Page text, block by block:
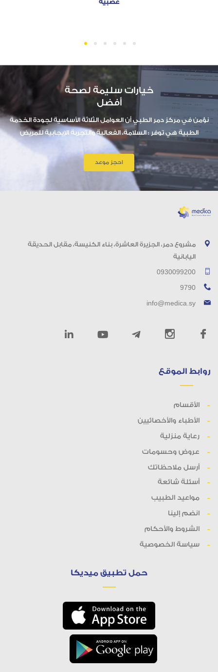
عصبية
خيارات سليمة لصحة
أفضل
نؤمن في مركز دمر الطبي أن العوامل الثلاثة الأساسية لجودة الخدمة
الطبية هي توفر : السلامة، الفعالية والتجربة الإيجابية للمريض
احجز موعد
مشروع دمر، الجزيرة العاشرة، بناء الكنيسة، مقابل الحديقة
اليابانية
0930099200
9790
info@medica.sy
روابط الموقع
الأقسام
الأطباء والأخصائيين
رعاية منزلية
عروض وحسومات
أرسل ملاحظاتك
أسئلة شائعة
مواعيد الطبيب
انضم إلينا
الشروط والأحكام
سياسة الخصوصية
حمل تطبيق ميديكا